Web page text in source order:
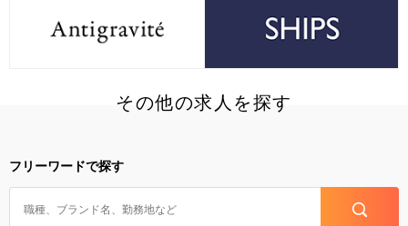
その他の求人を探す
フリーワードで探す